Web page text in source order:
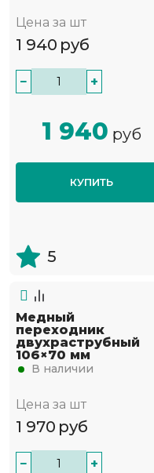
Цена за шт
1 940 руб
− +
1 940 руб
КУПИТЬ
5
Медный
переходник
двухраструбный
106×70 мм
В наличии
Цена за шт
1 970 руб
− +